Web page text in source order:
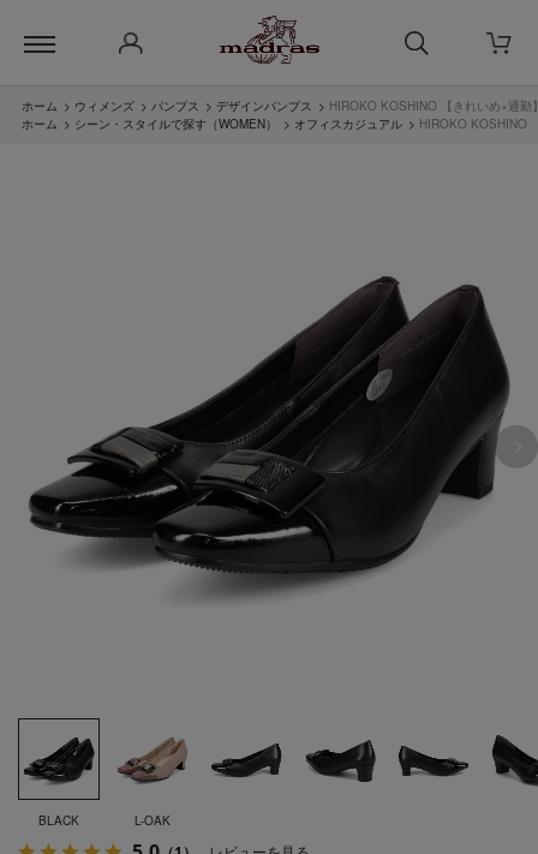
ホーム > ウィメンズ > パンプス > デザインパンプス > HIROKO KOSHINO 【きれいめ×通
ホーム > シーン・スタイルで探す（WOMEN） > オフィスカジュアル > HIROKO KOSHINO
BLACK L-OAK